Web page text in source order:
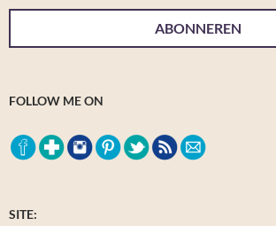
ABONNEREN
FOLLOW ME ON
SITE: